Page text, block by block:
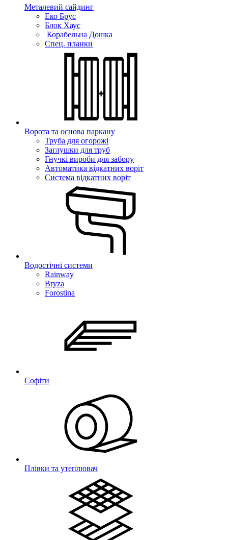
Металевий сайдинг
Еко Брус
Блок Хаус
Корабельна Дошка
Спец. планки
Ворота та основа паркану
Труба для огорожі
Заглушки для труб
Гнучкі вироби для забору
Автоматика відкатних воріт
Система відкатних воріт
Водостічні системи
Rainway
Bryza
Forostina
Софіти
Плівки та утеплювач